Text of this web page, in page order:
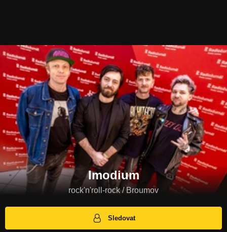
Imodium
rock'n'roll-rock / Broumov
Sledovat